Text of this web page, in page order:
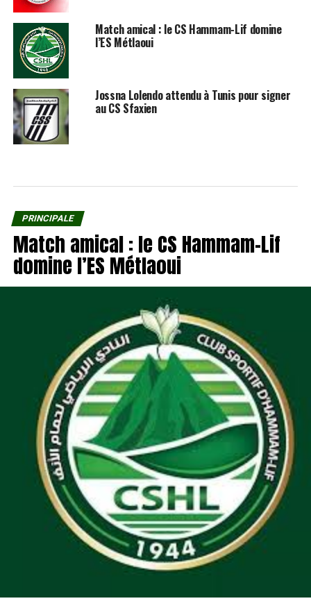
Match amical : le CS Hammam-Lif domine
l’ES Métlaoui
Jossna Lolendo attendu à Tunis pour signer
au CS Sfaxien
PRINCIPALE
Match amical : le CS Hammam-Lif
domine l’ES Métlaoui